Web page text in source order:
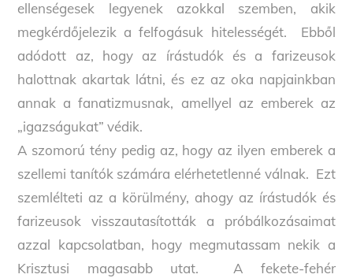
ellenségesek legyenek azokkal szemben, akik
megkérdőjelezik a felfogásuk hitelességét. Ebből
adódott az, hogy az írástudók és a farizeusok
halottnak akartak látni, és ez az oka napjainkban
annak a fanatizmusnak, amellyel az emberek az
„igazságukat” védik.
A szomorú tény pedig az, hogy az ilyen emberek a
szellemi tanítók számára elérhetetlenné válnak. Ezt
szemlélteti az a körülmény, ahogy az írástudók és
farizeusok visszautasították a próbálkozásaimat
azzal kapcsolatban, hogy megmutassam nekik a
Krisztusi magasabb utat. A fekete-fehér